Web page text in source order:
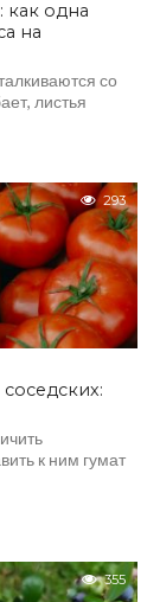
как одна
на
со
листья
293
к ним гумат
355